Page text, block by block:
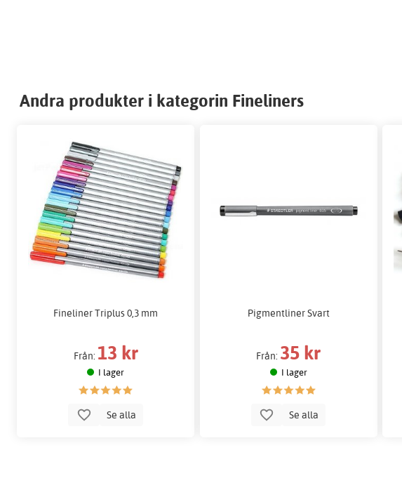
Andra produkter i kategorin Fineliners
Fineliner Triplus 0,3 mm
Från: 13 kr
I lager
Se alla
Pigmentliner Svart
Från: 35 kr
I lager
Se alla